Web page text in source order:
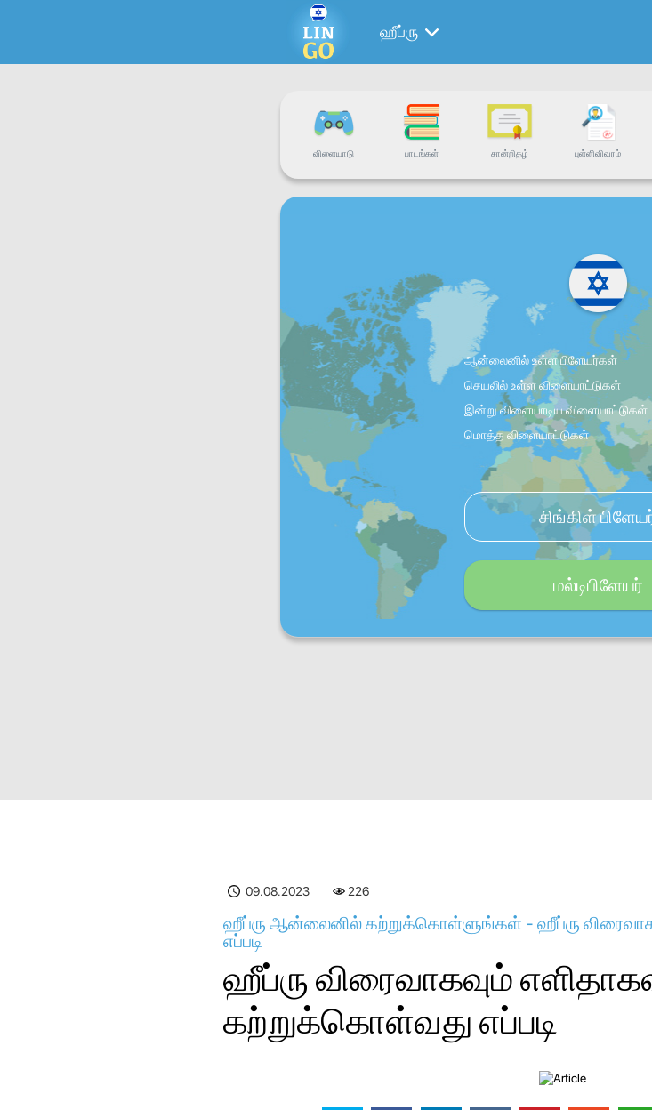
ஹீப்ரு
விளையாடு பாடங்கள் சான்றிதழ் புள்ளிவிவரம்
ஆன்லைனில் உள்ள பிளேயர்கள்
செயலில் உள்ள விளையாட்டுகள்
இன்று விளையாடிய விளையாட்டுகள்
மொத்த விளையாட்டுகள்
சிங்கிள்
மல்டிபிளேயர்
09.08.2023 226
ஹீப்ரு ஆன்லைனில் கற்றுக்கொள்ளுங்கள் - ஹீப்ரு
எப்படி
ஹீப்ரு விரைவாகவும்
கற்றுக்கொள்வது எப்படி